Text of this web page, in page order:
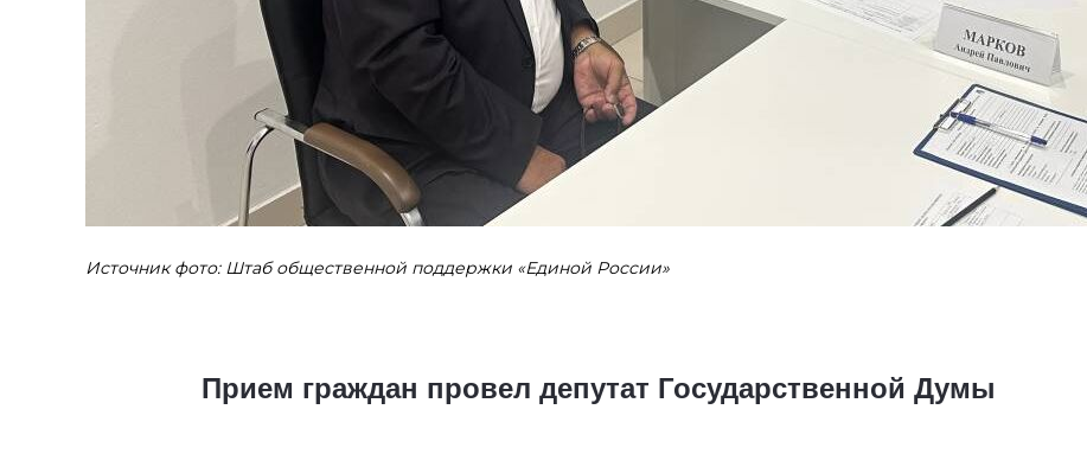
Источник фото: Штаб общественной поддержки «Единой России»
Прием граждан провел депутат Государственной Думы